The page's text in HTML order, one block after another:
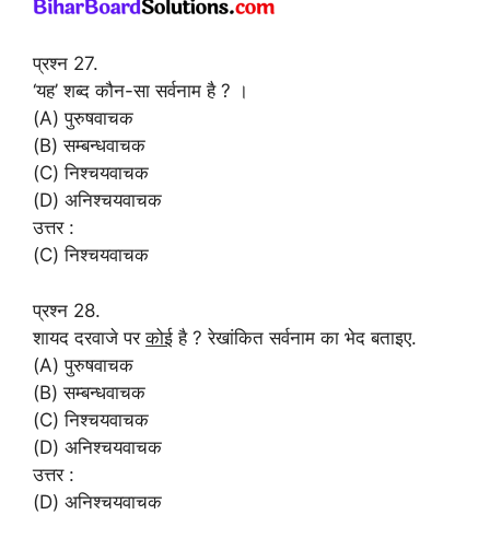
प्रश्न 27.
‘यह’ शब्द कौन-सा सर्वनाम है ? ।
(A) पुरुषवाचक
(B) सम्बन्धवाचक
(C) निश्चयवाचक
(D) अनिश्चयवाचक
उत्तर :
(C) निश्चयवाचक
प्रश्न 28.
शायद दरवाजे परकोई है ? रेखांकित सर्वनाम का भेद बताइए.
(A) पुरुषवाचक
(B) सम्बन्धवाचक
(C) निश्चयवाचक
(D) अनिश्चयवाचक
उत्तर :
(D) अनिश्चयवाचक